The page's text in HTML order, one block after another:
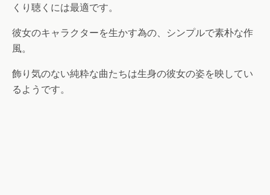
くり聴くには最適です。
彼女のキャラクターを生かす為の、シンプルで素朴な作
風。
飾り気のない純粋な曲たちは生身の彼女の姿を映してい
るようです。